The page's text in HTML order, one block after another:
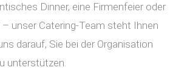
Dinner, eine Firmenfeier oder
unser Catering-Team steht Ihnen
darauf, Sie bei der Organisation
unterstützen.